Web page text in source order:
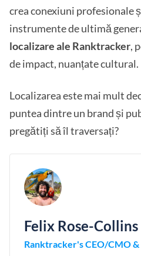
crea conexiuni profesionale
instrumente de ultimă
localizare ale Ranktracker,
de impact, nuanțate cultural.
Localizarea este mai mult
puntea dintre un brand și
pregătiți să îl traversați?
Felix Rose-Collins
Ranktracker's CEO/CMO